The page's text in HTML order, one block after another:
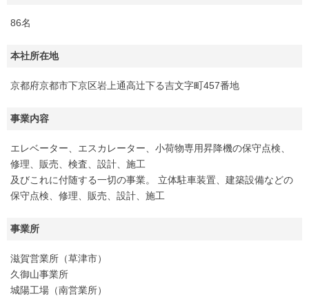
86名
本社所在地
京都府京都市下京区岩上通高辻下る吉文字町457番地
事業内容
エレベーター、エスカレーター、小荷物専用昇降機の保守点検、
修理、販売、検査、設計、施工
及びこれに付随する一切の事業。 立体駐車装置、建築設備などの
保守点検、修理、販売、設計、施工
事業所
滋賀営業所（草津市）
久御山事業所
城陽工場（南営業所）